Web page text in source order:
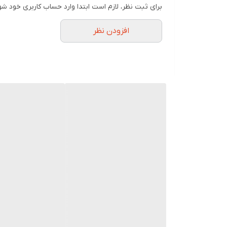
برای ثبت نظر، لازم است ابتدا وارد حساب کاربری خود
افزودن نظر